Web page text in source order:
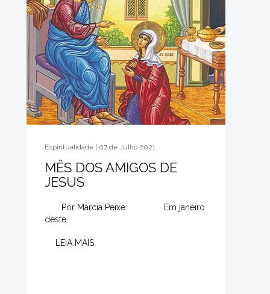
Espiritualidade | 07 de Julho 2021
MÊS DOS AMIGOS DE
JESUS
Por Marcia Peixe Em janeiro
deste...
LEIA MAIS